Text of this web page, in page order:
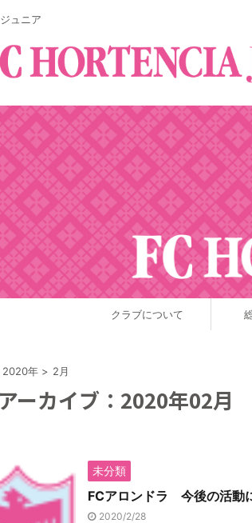
ュニア
クラブについて
2020年 > 2月
ーカイブ：2020年02月
未分類
FCアロンドラ 今後の活動
2020/2/28